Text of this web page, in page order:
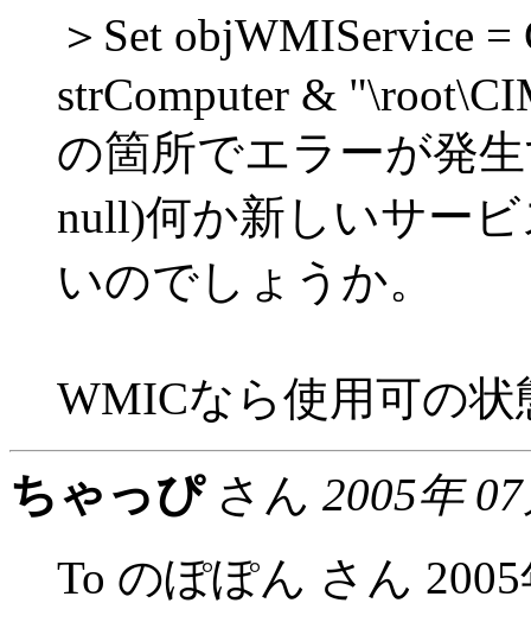
＞Set objWMIService
strComputer &
の箇所でエラーが
null)何か新しいサー
いのでしょうか。
WMICなら使用可の状
ちゃっぴさん 2005年
To のぽぽん さん